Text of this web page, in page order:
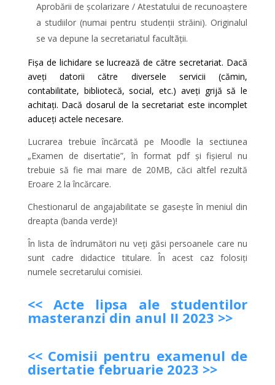
Aprobării de școlarizare / Atestatului de recunoaștere
a studiilor (numai pentru studenții străini). Originalul
se va depune la secretariatul facultãții.
Fișa de lichidare se lucrează de către secretariat. Dacă
aveți datorii către diversele servicii (cămin,
contabilitate, bibliotecă, social, etc.) aveți grijă să le
achitați. Dacă dosarul de la secretariat este incomplet
aduceți actele necesare.
Lucrarea trebuie încărcată pe Moodle la sectiunea
„Examen de disertatie”, în format pdf și fișierul nu
trebuie să fie mai mare de 20MB, căci altfel rezultă
Eroare 2 la încărcare.
Chestionarul de angajabilitate se gasește în meniul din
dreapta (banda verde)!
În lista de îndrumători nu veți găsi persoanele care nu
sunt cadre didactice titulare. În acest caz folosiți
numele secretarului comisiei.
<< Acte lipsa ale studentilor
masteranzi din anul II 2023 >>
<< Comisii pentru examenul de
disertatie februarie 2023 >>